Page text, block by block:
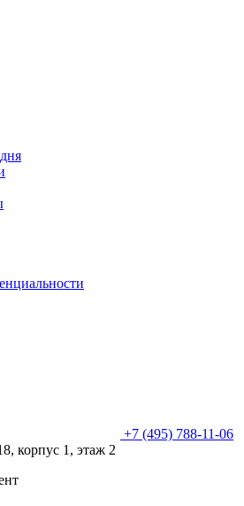
+7 (495) 788-11-06
корпус 1, этаж 2